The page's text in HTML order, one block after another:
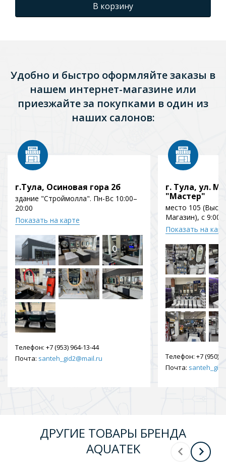
В корзину
Удобно и быстро оформляйте заказы в
нашем интернет-магазине или
приезжайте за покупками в один из
наших салонов:
г.Тула, Осиновая гора 2б
здание "Строймолла". Пн-Вс 10:00–
20:00
Показать на карте
Телефон: +7 (953) 964-13-44
Почта: santeh_gid2@mail.ru
г. Тула, ул.
"Мастер"
место 105
Магазин), с 9:00
Показать на
Телефон: +7 (950)
Почта:
ДРУГИЕ ТОВАРЫ БРЕНДА
AQUATEK